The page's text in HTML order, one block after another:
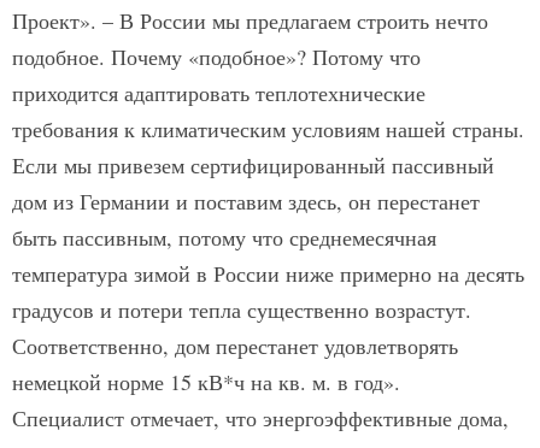
Проект». – В России мы предлагаем строить нечто
подобное. Почему «подобное»? Потому что
приходится адаптировать теплотехнические
требования к климатическим условиям нашей страны.
Если мы привезем сертифицированный пассивный
дом из Германии и поставим здесь, он перестанет
быть пассивным, потому что среднемесячная
температура зимой в России ниже примерно на десять
градусов и потери тепла существенно возрастут.
Соответственно, дом перестанет удовлетворять
немецкой норме 15 кВ*ч на кв. м. в год».
Специалист отмечает, что энергоэффективные дома,